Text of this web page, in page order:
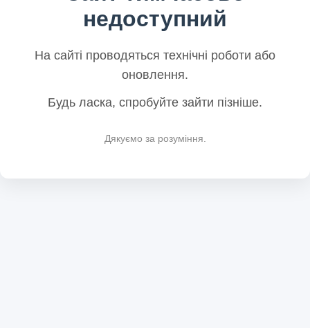
недоступний
На сайті проводяться технічні роботи або
оновлення.
Будь ласка, спробуйте зайти пізніше.
Дякуємо за розуміння.